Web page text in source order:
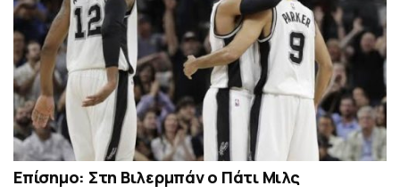
Επίσημο: Στη Βιλερμπάν ο Πάτι Μιλς